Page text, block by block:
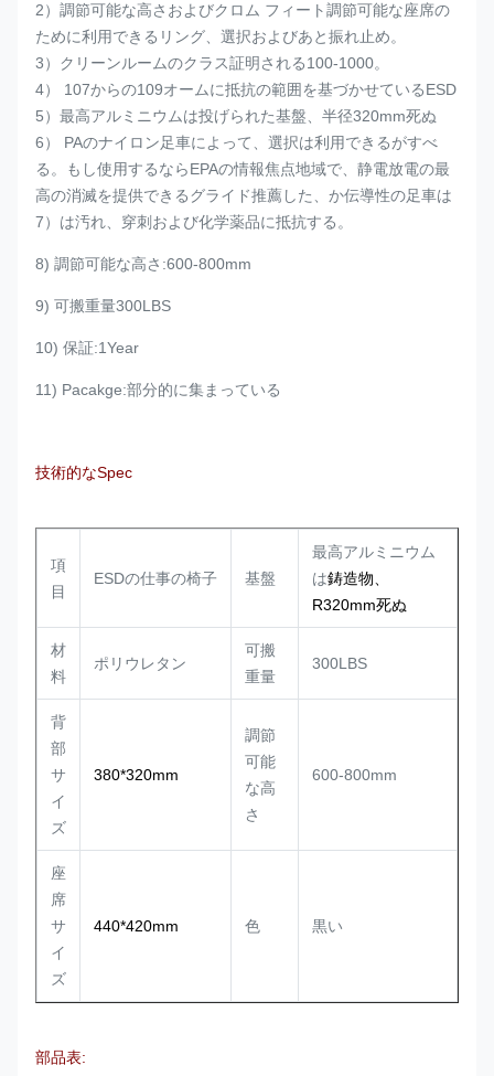
2）調節可能な高さおよびクロム フィート調節可能な座席の
ために利用できるリング、選択およびあと振れ止め。
3）クリーンルームのクラス証明される100-1000。
4） 107からの109オームに抵抗の範囲を基づかせているESD
5）最高アルミニウムは投げられた基盤、半径320mm死ぬ
6） PAのナイロン足車によって、選択は利用できるがすべ
る。もし使用するならEPAの情報焦点地域で、静電放電の最
高の消滅を提供できるグライド推薦した、か伝導性の足車は
7）は汚れ、穿刺および化学薬品に抵抗する。
8) 調節可能な高さ:600-800mm
9) 可搬重量300LBS
10) 保証:1Year
11) Pacakge:部分的に集まっている
技術的なSpec
項
目
ESDの仕事の椅子 基盤
最高アルミニウム
は鋳造物、
R320mm死ぬ
材
料
ポリウレタン
可搬
重量
300LBS
背
部
サ
イ
ズ
380*320mm
調節
可能
な高
さ
600-800mm
座
席
サ
イ
ズ
440*420mm 色 黒い
部品表: